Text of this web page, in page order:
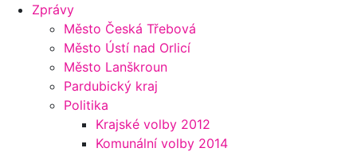
Zprávy
Město Česká Třebová
Město Ústí nad Orlicí
Město Lanškroun
Pardubický kraj
Politika
Krajské volby 2012
Komunální volby 2014